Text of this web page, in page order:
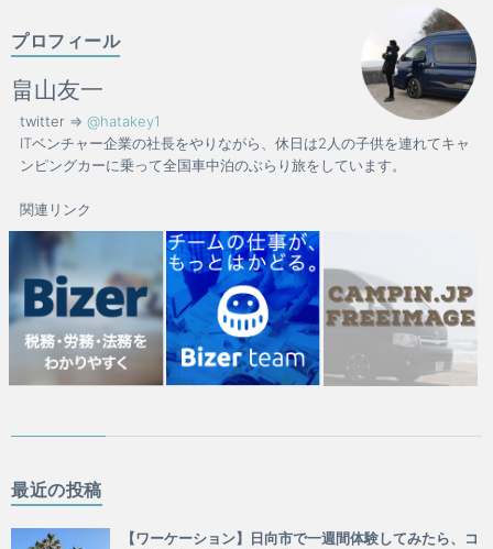
プロフィール
畠山友一
twitter => @hatakey1
ITベンチャー企業の社長をやりながら、休日は2人の子供を連れてキャ
ンピングカーに乗って全国車中泊のぶらり旅をしています。
関連リンク
最近の投稿
【ワーケーション】日向市で一週間体験してみたら、コ